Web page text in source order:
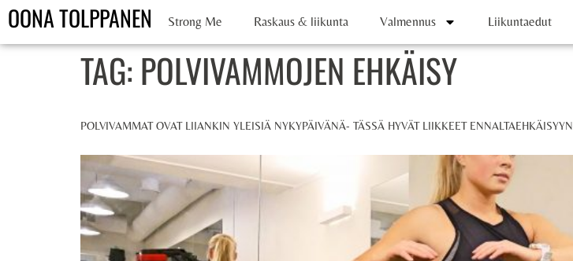
OONA TOLPPANEN Strong Me Raskaus & liikunta Valmennus Liikuntaedut
TAG: POLVIVAMMOJEN EHKÄISY
POLVIVAMMAT OVAT LIIANKIN YLEISIÄ NYKYPÄIVÄNÄ- TÄSSÄ HYVÄT LIIKKEET ENNALTAEHKÄISYYN